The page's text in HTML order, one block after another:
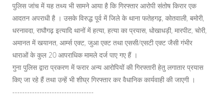
पुलिस जांच में यह तथ्य भी सामने आया है कि गिरफ्तार आरोपी संतोष किरार एक
आदतन अपराधी है । उसके विरुद्ध पूर्व में जिले के थाना फतेहगढ़, कोतवाली, बमोरी,
धरनावदा, राघौगढ़ इत्यादि थानों में हत्या, हत्या का प्रयास, धोखाधड़ी, मारपीट, चोरी,
अमानत में खयानत, आर्म्स एक्ट, जुआ एक्ट तथा एससी/एसटी एक्ट जैसी गंभीर
धाराओं के कुल 20 आपराधिक मामले दर्ज पाए गए हैं ।
गुना पुलिस द्वारा प्रकरण में फरार अन्य आरोपियों की गिरफ्तारी हेतु लगातार प्रयास
किए जा रहे हैं तथा उन्हें भी शीघ्र गिरफ्तार कर वैधानिक कार्यवाही की जाएगी ।
---------------------------------